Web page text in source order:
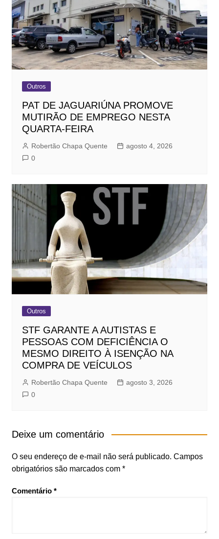
Outros
PAT DE JAGUARIÚNA PROMOVE
MUTIRÃO DE EMPREGO NESTA
QUARTA-FEIRA
Robertão Chapa Quente
agosto 4, 2026
0
Outros
STF GARANTE A AUTISTAS E
PESSOAS COM DEFICIÊNCIA O
MESMO DIREITO À ISENÇÃO NA
COMPRA DE VEÍCULOS
Robertão Chapa Quente
agosto 3, 2026
0
Deixe um comentário
O seu endereço de e-mail não será publicado. Campos
obrigatórios são marcados com *
Comentário *